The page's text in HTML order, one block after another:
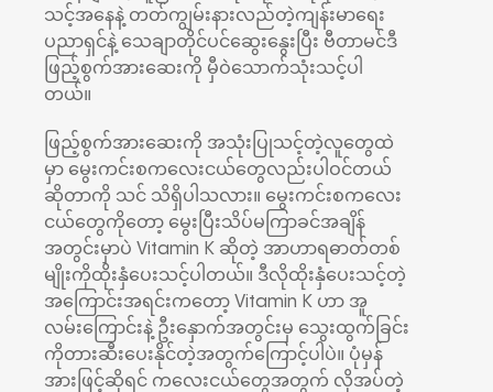
သင့်အနေနဲ့ တတ်ကျွမ်းနားလည်တဲ့ကျန်းမာရေး
ပညာရှင်နဲ့ သေချာတိုင်ပင်ဆွေးနွေးပြီး ဗီတာမင်ဒီ
ဖြည့်စွက်အားဆေးကို မှီဝဲသောက်သုံးသင့်ပါ
တယ်။
ဖြည့်စွက်အားဆေးကို အသုံးပြုသင့်တဲ့လူတွေထဲ
မှာ မွေးကင်းစကလေးငယ်တွေလည်းပါဝင်တယ်
ဆိုတာကို သင် သိရှိပါသလား။ မွေးကင်းစကလေး
ငယ်တွေကိုတော့ မွေးပြီးသိပ်မကြာခင်အချိန်
အတွင်းမှာပဲ Vitamin K ဆိုတဲ့ အာဟာရဓာတ်တစ်
မျိုးကိုထိုးနှံပေးသင့်ပါတယ်။ ဒီလိုထိုးနှံပေးသင့်တဲ့
အကြောင်းအရင်းကတော့ Vitamin K ဟာ အူ
လမ်းကြောင်းနဲ့ ဦးနှောက်အတွင်းမှ သွေးထွက်ခြင်း
ကိုတားဆီးပေးနိုင်တဲ့အတွက်ကြောင့်ပါပဲ။ ပုံမှန်
အားဖြင့်ဆိုရင် ကလေးငယ်တွေအတွက် လိုအပ်တဲ့